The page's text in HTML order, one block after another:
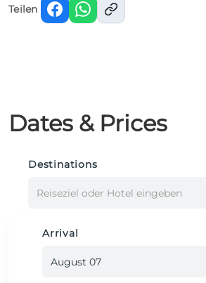
Teilen
Dates & Prices
Destinations
Reiseziel oder Hotel eingeben
Arrival